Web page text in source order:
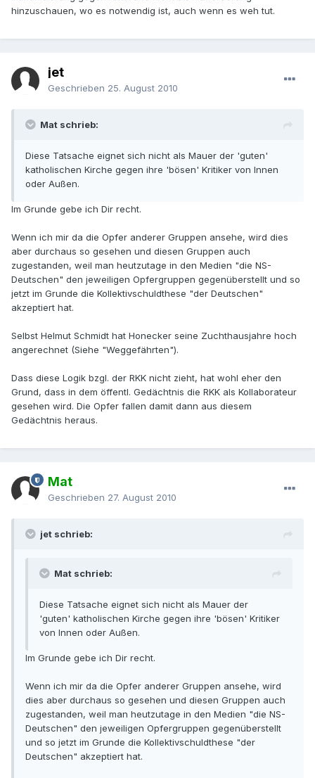
hinzuschauen, wo es notwendig ist, auch wenn es weh tut.
jet
Geschrieben 25. August 2010
Mat schrieb:
Diese Tatsache eignet sich nicht als Mauer der 'guten'
katholischen Kirche gegen ihre 'bösen' Kritiker von Innen
oder Außen.
Im Grunde gebe ich Dir recht.
Wenn ich mir da die Opfer anderer Gruppen ansehe, wird dies
aber durchaus so gesehen und diesen Gruppen auch
zugestanden, weil man heutzutage in den Medien "die NS-
Deutschen" den jeweiligen Opfergruppen gegenüberstellt und so
jetzt im Grunde die Kollektivschuldthese "der Deutschen"
akzeptiert hat.
Selbst Helmut Schmidt hat Honecker seine Zuchthausjahre hoch
angerechnet (Siehe "Weggefährten").
Dass diese Logik bzgl. der RKK nicht zieht, hat wohl eher den
Grund, dass in dem öffentl. Gedächtnis die RKK als Kollaborateur
gesehen wird. Die Opfer fallen damit dann aus diesem
Gedächtnis heraus.
Mat
Geschrieben 27. August 2010
jet schrieb:
Mat schrieb:
Diese Tatsache eignet sich nicht als Mauer der
'guten' katholischen Kirche gegen ihre 'bösen' Kritiker
von Innen oder Außen.
Im Grunde gebe ich Dir recht.
Wenn ich mir da die Opfer anderer Gruppen ansehe, wird
dies aber durchaus so gesehen und diesen Gruppen auch
zugestanden, weil man heutzutage in den Medien "die NS-
Deutschen" den jeweiligen Opfergruppen gegenüberstellt
und so jetzt im Grunde die Kollektivschuldthese "der
Deutschen" akzeptiert hat.